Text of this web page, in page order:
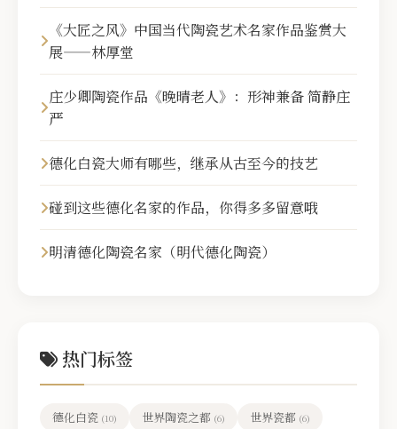
《大匠之风》中国当代陶瓷艺术名家作品鉴赏大
展——林厚堂
庄少卿陶瓷作品《晚晴老人》：形神兼备 简静庄
严
德化白瓷大师有哪些，继承从古至今的技艺
碰到这些德化名家的作品，你得多多留意哦
明清德化陶瓷名家（明代德化陶瓷）
热门标签
德化白瓷 (10) 世界陶瓷之都 (6) 世界瓷都 (6)